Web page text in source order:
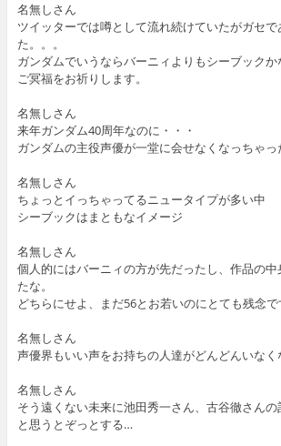
名無しさん
ツイッターでは噂として流れ続けていたがガセで
た。。。
ガンダムでいうならバーニィよりもシーブックか
ご冥福をお祈りします。
名無しさん
来年ガンダム40周年なのに・・・
ガンダムの主役声優が一堂に会せなくなっちゃっ
名無しさん
ちょっとイっちゃってるニュータイプが多い中
シーブックはまともなイメージ
名無しさん
個人的にはバーニィの方が先だったし、作品の
たな。
どちらにせよ、まだ56とお若いのにとても残念で
名無しさん
声優界もいい声をお持ちの人達がどんどんいなく
名無しさん
そう遠くない未来に池田秀一さん、古谷徹さん
と思うとぞっとする…